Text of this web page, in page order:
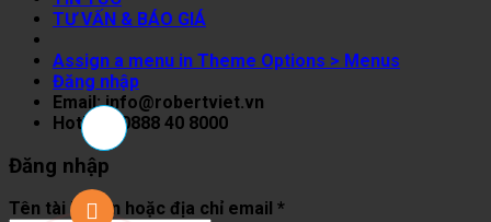
TƯ VẤN & BÁO GIÁ
Assign a menu in Theme Options > Menus
Đăng nhập
Email: info@robertviet.vn
Hotline: 0888 40 8000
Đăng nhập
Tên tài khoản hoặc địa chỉ email *